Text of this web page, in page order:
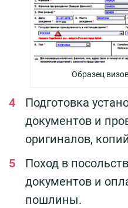
Образец
Подготовка
документов и
оригиналов,
Поход в
документов и
пошлины.